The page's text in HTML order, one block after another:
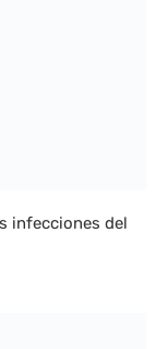
infecciones del